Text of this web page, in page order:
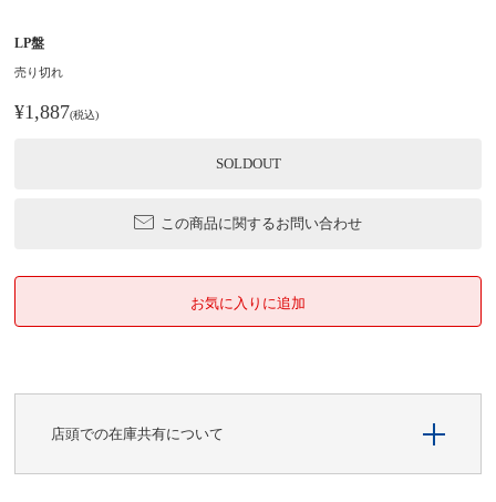
LP盤
売り切れ
¥1,887(税込)
SOLDOUT
この商品に関するお問い合わせ
店頭での在庫共有について